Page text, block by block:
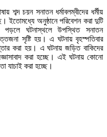
শব্দ চয়ন সনাতন ধর্মাবলম্বীদের ধর্মীয়
অনুষ্ঠানে পরিবেশন করা দুটি
পড়লে ঘটনাস্থলে উপস্থিত সনাতন
সৃষ্টি হয়। এ ঘটনায় বৃহস্পতিবার
করা হয়। এ ঘটনায় জড়িত বাকিদের
করা হচ্ছে। এই ঘটনায় কোনো
যাচাই করা হচ্ছে।